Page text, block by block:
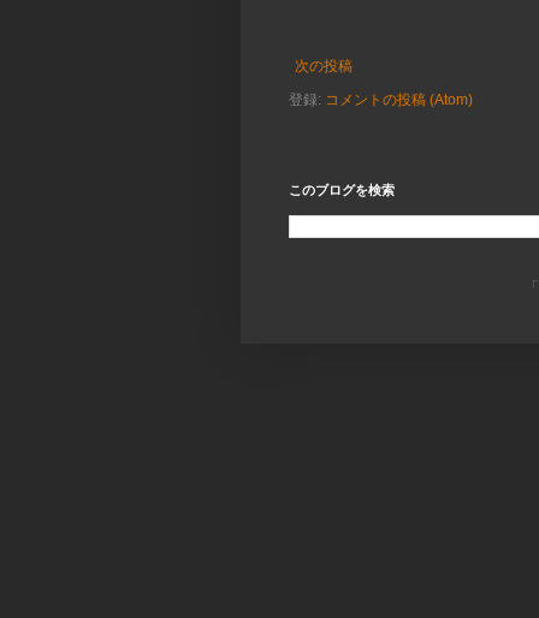
次の投稿
登録: コメントの投稿 (Atom)
このブログを検索